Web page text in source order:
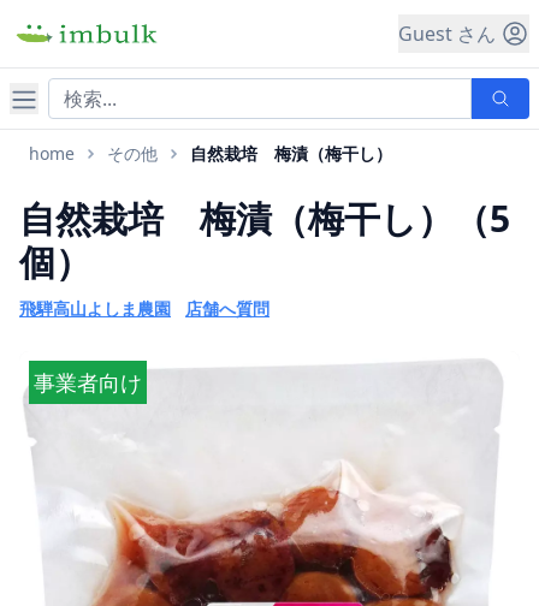
Guest さん
ナビゲーション
home その他 自然栽培 梅漬（梅干し）
自然栽培 梅漬（梅干し）（5
個）
飛騨高山よしま農園 店舗へ質問
事業者向け